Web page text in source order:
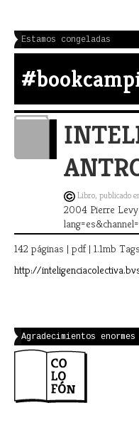
Estamos congeladas
Libro, publicado
2004 Pierre
142 páginas | pdf | 1.1mb
http://
Agradecimientos enormes